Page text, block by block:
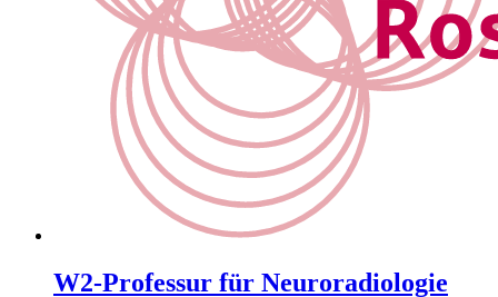
W2-Professur für Neuroradiologie